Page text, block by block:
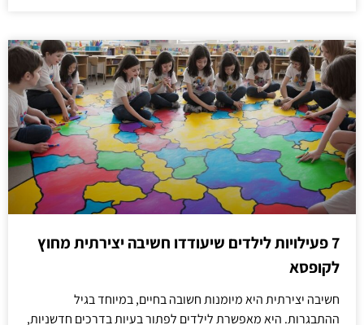
7 פעילויות לילדים שיעודדו חשיבה יצירתית מחוץ
לקופסא
חשיבה יצירתית היא מיומנות חשובה בחיים, במיוחד בגיל
ההתבגרות. היא מאפשרת לילדים לפתור בעיות בדרכים חדשניות,